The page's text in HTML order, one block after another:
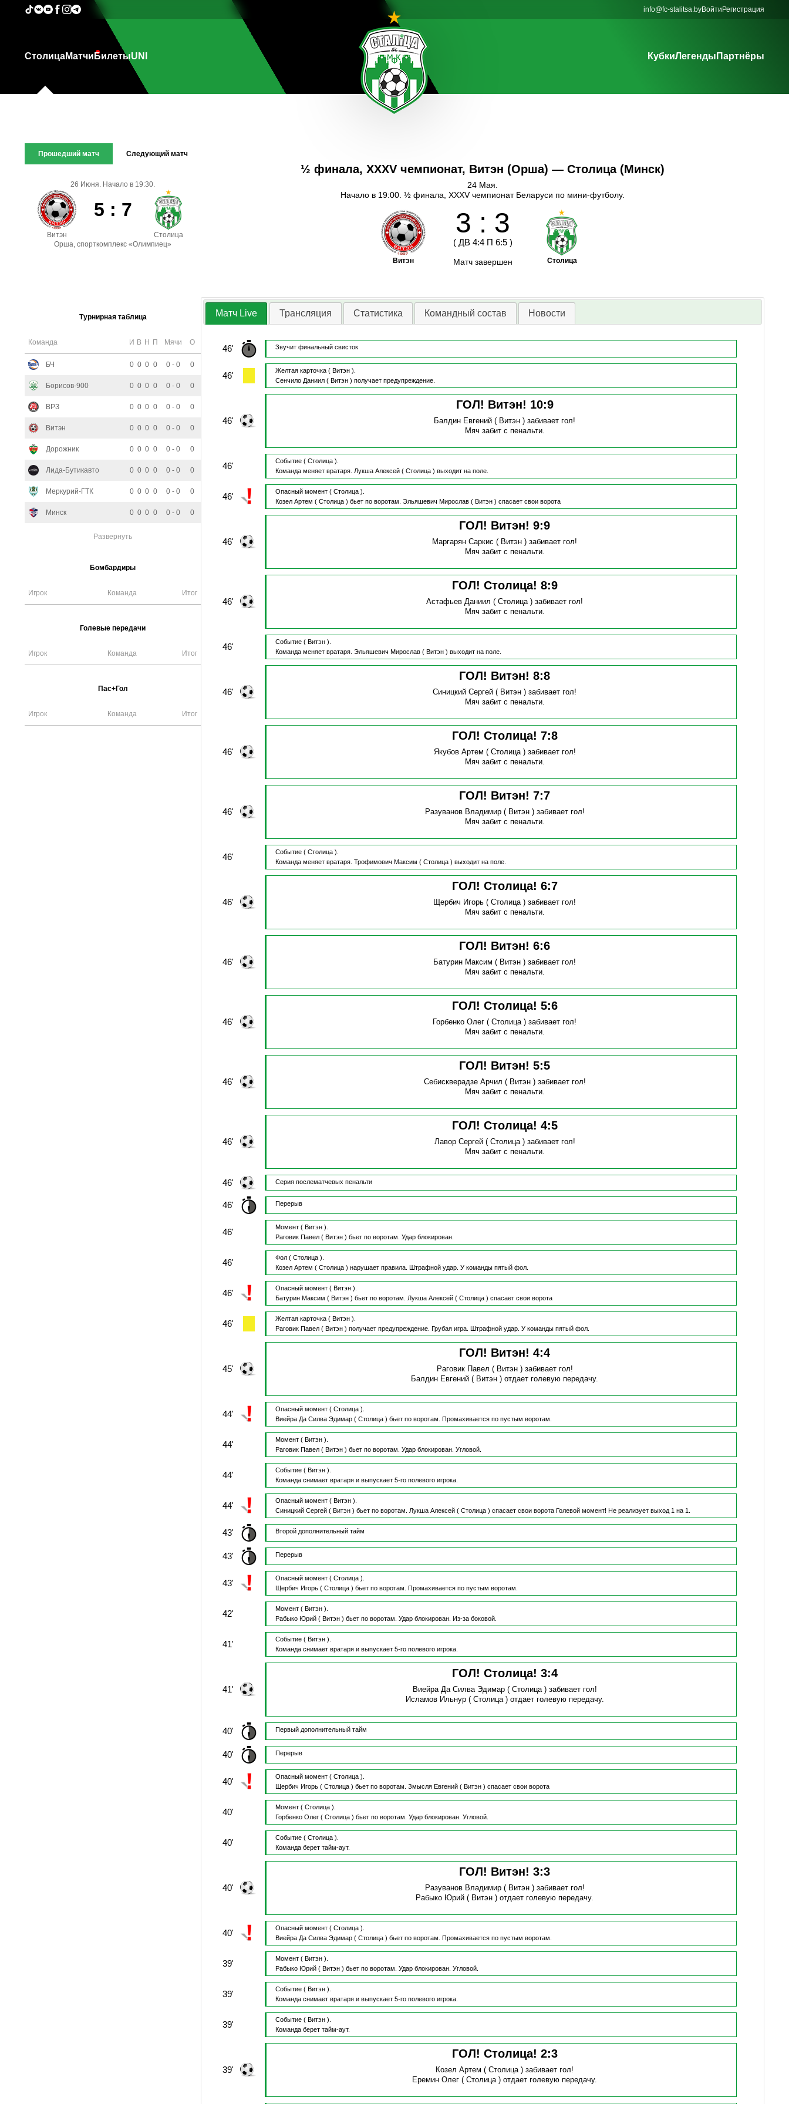
info@fc-stalitsa.byВойти Регистрация
СтолицаМатчи БилетыUNI КубкиЛегенды Партнёры
Прошедший матч Следующий матч
26 Июня. Начало в 19:30.
5 : 7
Витэн
Столица
Орша, спорткомплекс «Олимпиец»
Турнирная таблица
Команда И В Н П Мячи О
БЧ 0 0 0 0 0 - 0 0
Борисов-900 0 0 0 0 0 - 0 0
ВРЗ 0 0 0 0 0 - 0 0
Витэн 0 0 0 0 0 - 0 0
Дорожник 0 0 0 0 0 - 0 0
Лида-Бутикавто 0 0 0 0 0 - 0 0
Меркурий-ГТК 0 0 0 0 0 - 0 0
Минск 0 0 0 0 0 - 0 0
Развернуть
Бомбардиры
Игрок Команда Итог
Голевые передачи
Игрок Команда Итог
Пас+Гол
Игрок Команда Итог
½ финала, XXXV чемпионат, Витэн (Орша) — Столица (Минск)
24 Мая.
Начало в 19:00. ½ финала, XXXV чемпионат Беларуси по мини-футболу.
Витэн
3 : 3
( ДВ 4:4 П 6:5 )
Матч завершен Столица
Матч Live Трансляция Статистика Командный состав Новости
46' Звучит финальный свисток
46' Желтая карточка ( Витэн ).
Сенчило Даниил( Витэн ) получает предупреждение.
46'
ГОЛ! Витэн! 10:9
Балдин Евгений ( Витэн )забивает гол!
Мяч забит с пенальти.
46' Событие ( Столица ).
Команда меняет вратаря. Лукша Алексей( Столица ) выходит на поле.
46' Опасный момент ( Столица ).
Козел Артем ( Столица ) бьет по воротам. Эльяшевич Мирослав( Витэн ) спасает свои ворота
46'
ГОЛ! Витэн!9:9
Маргарян Саркис ( Витэн )забивает гол!
Мяч забит с пенальти.
46'
ГОЛ! Столица! 8:9
Астафьев Даниил ( Столица )забивает гол!
Мяч забит с пенальти.
46' Событие ( Витэн ).
Команда меняет вратаря. Эльяшевич Мирослав( Витэн ) выходит на поле.
46'
ГОЛ! Витэн!8:8
Синицкий Сергей ( Витэн )забивает гол!
Мяч забит с пенальти.
46'
ГОЛ! Столица! 7:8
Якубов Артем ( Столица ) забивает гол!
Мяч забит с пенальти.
46'
ГОЛ! Витэн!7:7
Разуванов Владимир( Витэн ) забивает гол!
Мяч забит с пенальти.
46' Событие ( Столица ).
Команда меняет вратаря. Трофимович Максим ( Столица ) выходит на поле.
46'
ГОЛ! Столица! 6:7
Щербич Игорь ( Столица )забивает гол!
Мяч забит с пенальти.
46'
ГОЛ! Витэн!6:6
Батурин Максим ( Витэн )забивает гол!
Мяч забит с пенальти.
46'
ГОЛ! Столица! 5:6
Горбенко Олег ( Столица )забивает гол!
Мяч забит с пенальти.
46'
ГОЛ! Витэн!5:5
Себискверадзе Арчил ( Витэн ) забивает гол!
Мяч забит с пенальти.
46'
ГОЛ! Столица! 4:5
Лавор Сергей( Столица ) забивает гол!
Мяч забит с пенальти.
46' Серия послематчевых пенальти
46' Перерыв
46' Момент ( Витэн ).
Раговик Павел( Витэн ) бьет по воротам. Удар блокирован.
46' Фол ( Столица ).
Козел Артем ( Столица ) нарушает правила. Штрафной удар. У команды пятый фол.
46' Опасный момент ( Витэн ).
Батурин Максим ( Витэн ) бьет по воротам. Лукша Алексей( Столица ) спасает свои ворота
46' Желтая карточка ( Витэн ).
Раговик Павел( Витэн ) получает предупреждение. Грубая игра. Штрафной удар. У команды пятый фол.
45'
ГОЛ! Витэн!4:4
Раговик Павел ( Витэн ) забивает гол!
Балдин Евгений ( Витэн )отдает голевую передачу.
44' Опасный момент ( Столица ).
Виейра Да Силва Эдимар( Столица ) бьет по воротам. Промахивается по пустым воротам.
44' Момент ( Витэн ).
Раговик Павел( Витэн ) бьет по воротам. Удар блокирован. Угловой.
44' Событие ( Витэн ).
Команда снимает вратаря и выпускает 5-го полевого игрока.
44' Опасный момент ( Витэн ).
Синицкий Сергей( Витэн ) бьет по воротам. Лукша Алексей( Столица ) спасает свои ворота Голевой момент! Не реализует выход 1 на 1.
43' Второй дополнительный тайм
43' Перерыв
43' Опасный момент ( Столица ).
Щербич Игорь( Столица ) бьет по воротам. Промахивается по пустым воротам.
42' Момент ( Витэн ).
Рабыко Юрий( Витэн ) бьет по воротам. Удар блокирован. Из-за боковой.
41' Событие ( Витэн ).
Команда снимает вратаря и выпускает 5-го полевого игрока.
41'
ГОЛ! Столица! 3:4
Виейра Да Силва Эдимар( Столица ) забивает гол!
Исламов Ильнур( Столица ) отдает голевую передачу.
40' Первый дополнительный тайм
40' Перерыв
40' Опасный момент ( Столица ).
Щербич Игорь( Столица ) бьет по воротам. Змысля Евгений( Витэн ) спасает свои ворота
40' Момент ( Столица ).
Горбенко Олег( Столица ) бьет по воротам. Удар блокирован. Угловой.
40' Событие ( Столица ).
Команда берет тайм-аут.
40'
ГОЛ! Витэн!3:3
Разуванов Владимир( Витэн ) забивает гол!
Рабыко Юрий ( Витэн )отдает голевую передачу.
40' Опасный момент ( Столица ).
Виейра Да Силва Эдимар( Столица ) бьет по воротам. Промахивается по пустым воротам.
39' Момент ( Витэн ).
Рабыко Юрий( Витэн ) бьет по воротам. Удар блокирован. Угловой.
39' Событие ( Витэн ).
Команда снимает вратаря и выпускает 5-го полевого игрока.
39' Событие ( Витэн ).
Команда берет тайм-аут.
39'
ГОЛ! Столица! 2:3
Козел Артем ( Столица )забивает гол!
Еремин Олег ( Столица )отдает голевую передачу.